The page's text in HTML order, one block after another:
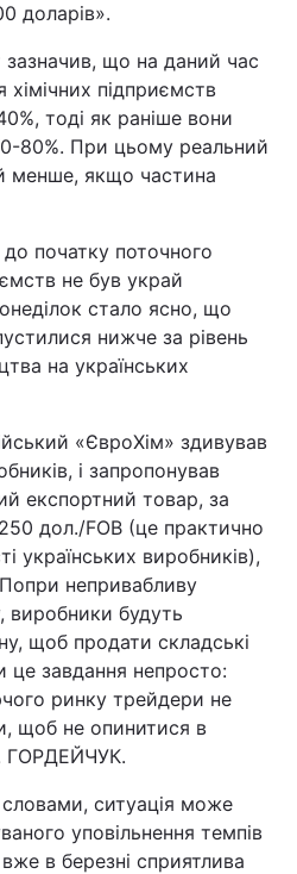
доларів».
що на даний час
підприємств
тоді як раніше вони
80%. При цьому реальний
менше, якщо частина
початку поточного
не був украй
стало ясно, що
нижче за рівень
на українських
«ЄвроХім» здивував
і запропонував
експортний товар, за
дол./FOB (це практично
українських виробників),
непривабливу
виробники будуть
щоб продати складські
це завдання непросто:
ринку трейдери не
щоб не опинитися в
ГОРДЕЙЧУК.
ситуація може
уповільнення темпів
в березні сприятлива